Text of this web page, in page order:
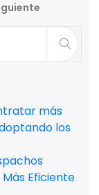
más
los
Eficiente